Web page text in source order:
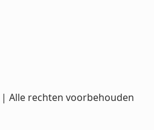
Alle rechten voorbehouden